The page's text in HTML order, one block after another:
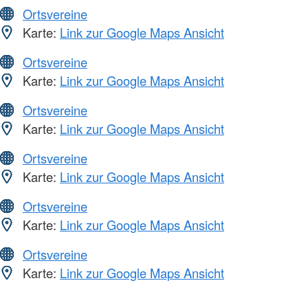
Ortsvereine
Karte: Link zur Google Maps Ansicht
Ortsvereine
Karte: Link zur Google Maps Ansicht
Ortsvereine
Karte: Link zur Google Maps Ansicht
Ortsvereine
Karte: Link zur Google Maps Ansicht
Ortsvereine
Karte: Link zur Google Maps Ansicht
Ortsvereine
Karte: Link zur Google Maps Ansicht